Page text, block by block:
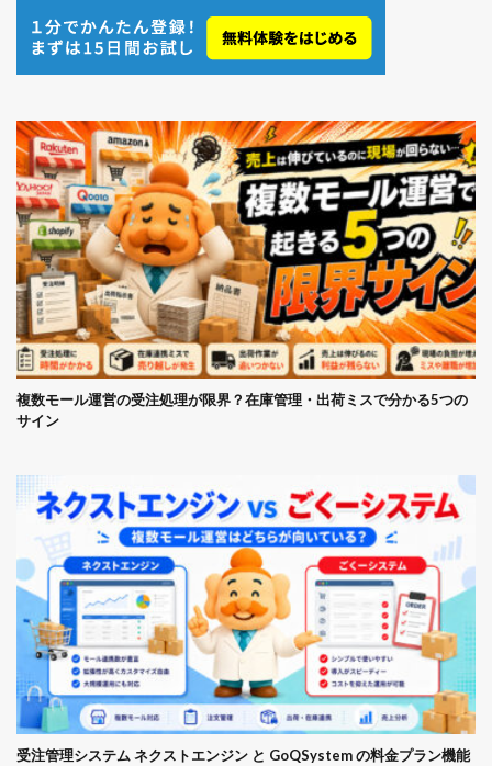
複数モール運営の受注処理が限界？在庫管理・出荷ミスで分かる5つの
サイン
受注管理システム ネクストエンジン と GoQSystem の料金プラン機能